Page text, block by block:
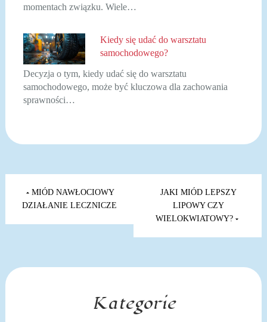
momentach związku. Wiele…
Kiedy się udać do warsztatu
samochodowego?
Decyzja o tym, kiedy udać się do warsztatu
samochodowego, może być kluczowa dla zachowania
sprawności…
Nawigacja
wpisu
MIÓD NAWŁOCIOWY
DZIAŁANIE LECZNICZE
JAKI MIÓD LEPSZY
LIPOWY CZY
WIELOKWIATOWY?
Kategorie